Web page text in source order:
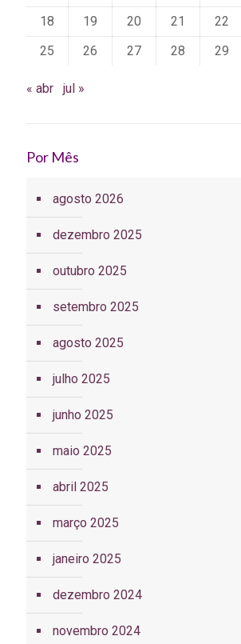
18
19 20 21 22
25
26 27 28 29
« abr jul »
Por Mês
agosto 2026
dezembro 2025
outubro 2025
setembro 2025
agosto 2025
julho 2025
junho 2025
maio 2025
abril 2025
março 2025
janeiro 2025
dezembro 2024
novembro 2024